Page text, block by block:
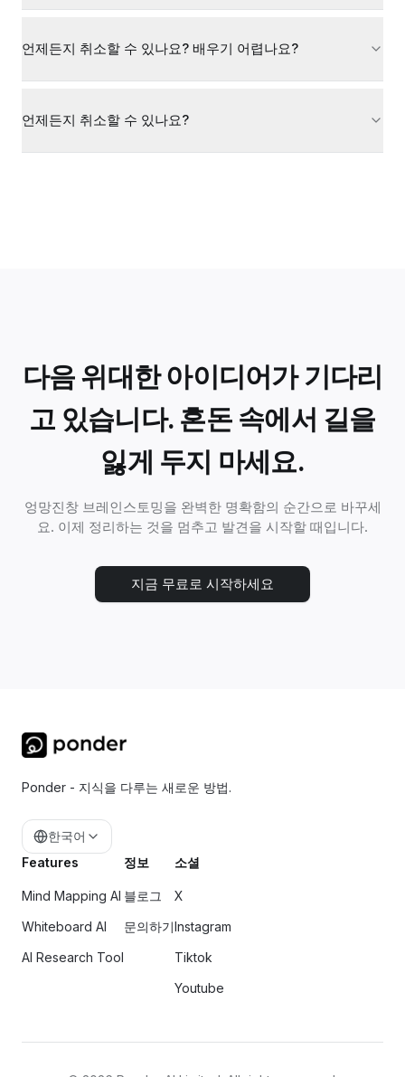
언제든지 취소할 수 있나요? 배우기 어렵나요?
언제든지 취소할 수 있나요?
다음 위대한 아이디어가 기다리
고 있습니다. 혼돈 속에서 길을
잃게 두지 마세요.
엉망진창 브레인스토밍을 완벽한 명확함의 순간으로 바꾸세
요. 이제 정리하는 것을 멈추고 발견을 시작할 때입니다.
지금 무료로 시작하세요
Ponder - 지식을 다루는 새로운 방법.
한국어
Features
Mind Mapping AI
Whiteboard AI
AI Research Tool
정보
블로그
문의하기
소셜
X
Instagram
Tiktok
Youtube